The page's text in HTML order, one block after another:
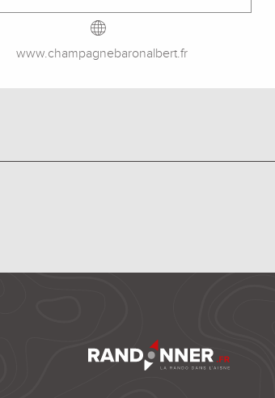
www.champagnebaronalbert.fr